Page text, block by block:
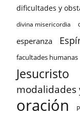
dificultades y
divina misericordia
esperanza
facultades humanas
Jesucristo
modalidades
oración